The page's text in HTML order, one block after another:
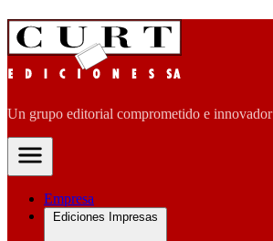
Un grupo editorial comprometido e innovador
Empresa
Ediciones Impresas